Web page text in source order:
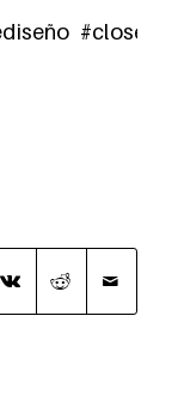
#closet